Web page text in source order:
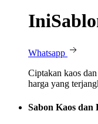
Whatsapp
Ciptakan kaos
harga yang
Sabon Kaos dan